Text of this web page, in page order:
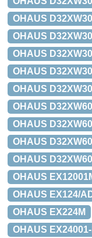
OHAUS
OHAUS
OHAUS
OHAUS
OHAUS
OHAUS
OHAUS
OHAUS
OHAUS
OHAUS
OHAUS EX124/
OHAUS EX224M
OHAUS